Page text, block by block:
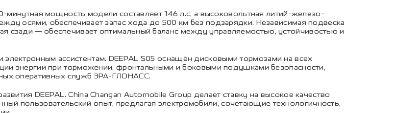
минутная мощность модели составляет 146 л.с, а высоковольтная литий-железо-
осями, обеспечивает запас хода до 500 км без подзарядки. Независимая подвеска
сзади — обеспечивает оптимальный баланс между управляемостью, устойчивостью и
ассистентам. DEEPAL S05 оснащён дисковыми тормозами на всех
энергии при торможении, фронтальными и боковыми подушками безопасности,
оперативных служб ЭРА-ГЛОНАСС.
DEEPAL. China Changan Automobile Group делает ставку на высокое качество
пользовательский опыт, предлагая электромобили, сочетающие технологичность,